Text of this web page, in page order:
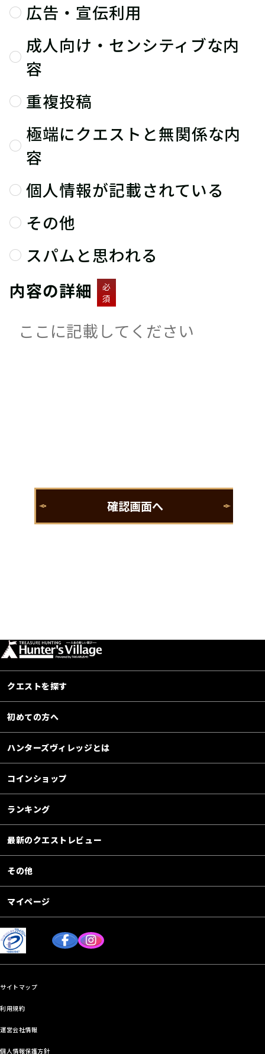
広告・宣伝利用
成人向け・センシティブな内
容
重複投稿
極端にクエストと無関係な内
容
個人情報が記載されている
その他
スパムと思われる
内容の詳細
必
須
クエストを探す
初めての方へ
ハンターズヴィレッジとは
コインショップ
ランキング
最新のクエストレビュー
その他
マイページ
サイトマップ
利用規約
運営会社情報
個人情報保護方針